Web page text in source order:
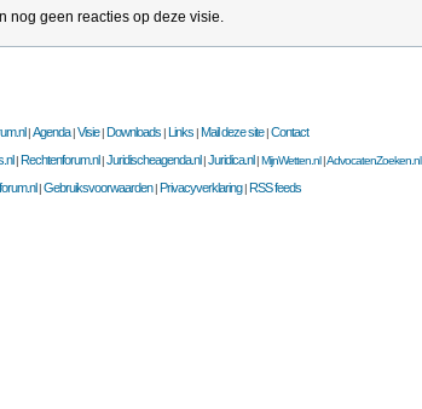
nog geen reacties op deze visie.
|Agenda|Visie|Downloads |Links |Mail deze site|Contact
|Rechtenforum.nl |Juridischeagenda.nl |Juridica.nl |MijnWetten.nl|AdvocatenZoeken.nl
|Gebruiksvoorwaarden|Privacyverklaring|RSS feeds